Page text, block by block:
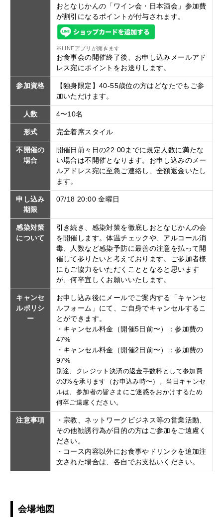
おとなじかんの「ワイン会・日本酒会」参加費
が割引になるポイントが付与されます。
※LINEアプリが開きます
お食事会の開催終了後、お申し込みメールアド
レス宛にポイントをお送りします。
参加資格
【独身限定】40-55歳位の方はどなたでもご参
加いただけます。
人数 4〜10名
形式 完全着席スタイル
不開催の
場合
開催日前々日の22:00までに規定人数に満たな
い場合は不開催となります。お申し込みのメー
ルアドレス宛に至急ご連絡し、全額返金いたし
ます。
申し込み
期限
07/18 20:00 金曜日
感染対策
について
引き続き、感染対策を徹底しおとなじかんの会
を開催します。体温チェックや、アルコール消
毒、人数など感染予防に最善の注意を払って開
催して参りたいと考えております。ご参加者様
にもご協力をいただくこととなると思います
が、何卒宜しくお願いいたします。
キャンセ
ルポリシ
ー
お申し込み後にメールでご案内する「キャンセ
ルフォーム」にて、ご自身でキャンセルするこ
とができます。
・キャンセル料金（開催5日前〜）：参加費の
47%
・キャンセル料金（開催2日前〜）：参加費の
97%
別途、クレジット決済の返金手数料として参加費
の3%を承ります（お申込み時〜）。当日キャンセ
ルは、参加者の皆さまにご迷惑をおかけするため
何卒ご遠慮ください。
注意事項
・宗教、ネットワークビジネス等の営業活動、
その他勧誘行為が目的の方はご参加をご遠慮く
ださい。
・コース内容以外にお食事やドリンクを追加注
文された場合は、各自でお支払いください。
会場地図